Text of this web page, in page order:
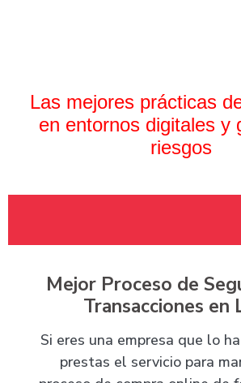
Las mejores prácticas
en entornos digitales y
riesgos
Mejor Proceso de
Transacciones en
Si eres una empresa que lo
prestas el servicio para